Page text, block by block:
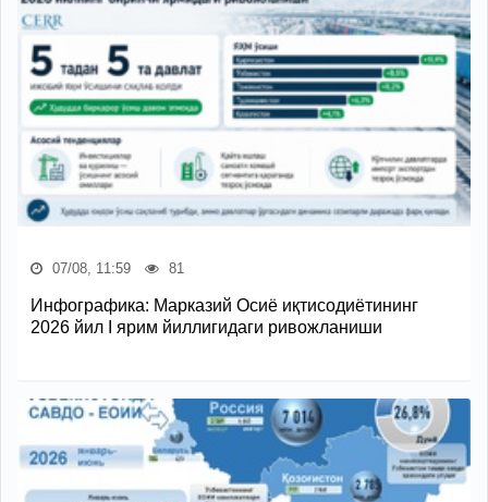
07/08, 11:59 81
Инфографика: Марказий Осиё иқтисодиётининг
2026 йил I ярим йиллигидаги ривожланиши